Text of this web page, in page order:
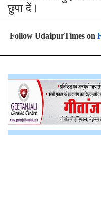
छुपा दें।
Follow UdaipurTimes on